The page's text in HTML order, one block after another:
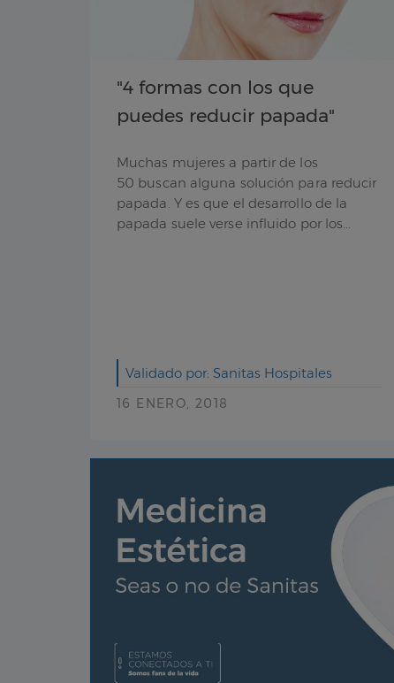
"4 formas con los que
puedes reducir papada"
Muchas mujeres a partir de los
50 buscan alguna solución para reducir
papada. Y es que el desarrollo de la
papada suele verse influido por los...
Validado por: Sanitas Hospitales
16 ENERO, 2018